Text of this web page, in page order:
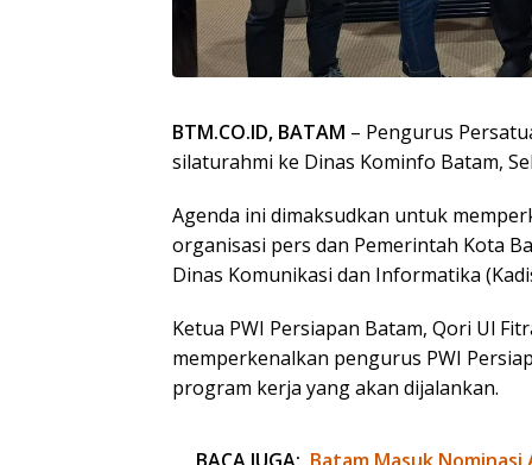
BTM.CO.ID, BATAM – Pengurus
silaturahmi ke Dinas Kominfo Batam,
Agenda ini dimaksudkan untuk
organisasi pers dan Pemerintah Kota
Dinas Komunikasi dan Informatika
Ketua PWI Persiapan Batam, Qori Ul
memperkenalkan pengurus PWI
program kerja yang akan dijalankan.